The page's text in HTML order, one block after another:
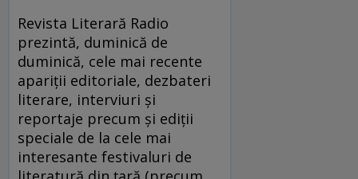
Revista Literară Radio
prezintă, duminică de
duminică, cele mai recente
apariții editoriale, dezbateri
literare, interviuri și
reportaje precum și ediții
speciale de la cele mai
interesante festivaluri de